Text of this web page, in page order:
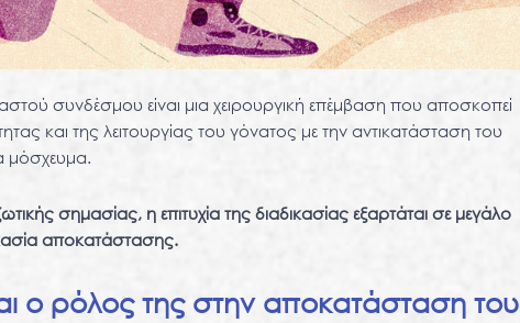
συνδέσμου είναι μια χειρουργική επέμβαση που αποσκοπεί
και της λειτουργίας του γόνατος με την αντικατάσταση του
μόσχευμα.
σημασίας, η επιτυχία της διαδικασίας εξαρτάται σε μεγάλο
αποκατάστασης.
ο ρόλος της στην αποκατάσταση του